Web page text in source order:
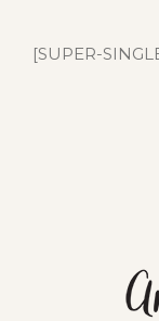
[SUPER-